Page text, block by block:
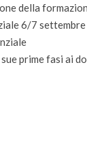
della
6/7
prime fasi ai